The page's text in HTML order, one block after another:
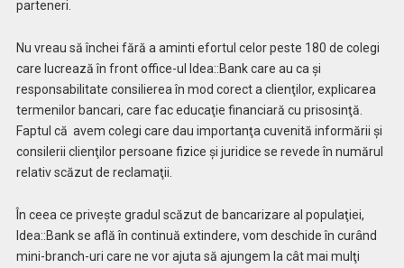
parteneri.
Nu vreau să închei fără a aminti efortul celor peste 180 de colegi
care lucrează în front office-ul Idea::Bank care au ca şi
responsabilitate consilierea în mod corect a clienţilor, explicarea
termenilor bancari, care fac educaţie financiară cu prisosinţă.
Faptul că avem colegi care dau importanţa cuvenită informării şi
consilerii clienţilor persoane fizice şi juridice se revede în numărul
relativ scăzut de reclamaţii.
În ceea ce priveşte gradul scăzut de bancarizare al populaţiei,
Idea::Bank se află în continuă extindere, vom deschide în curând
mini-branch-uri care ne vor ajuta să ajungem la cât mai mulţi